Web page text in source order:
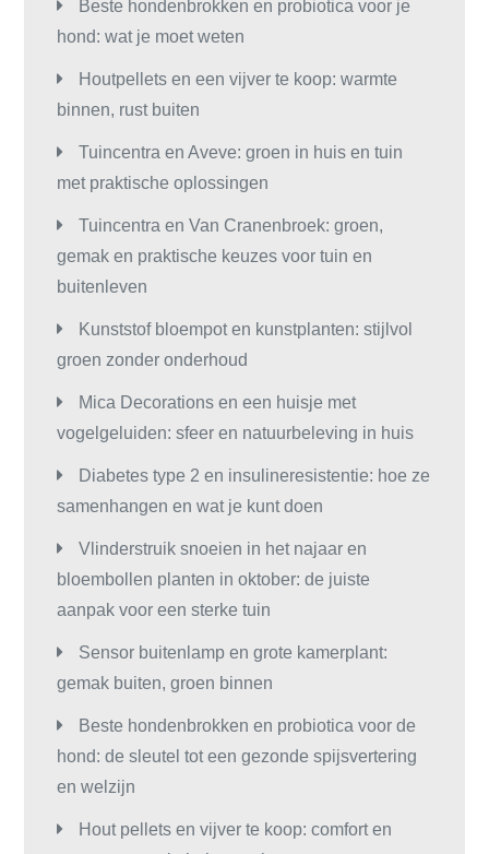
Beste hondenbrokken en probiotica voor je
hond: wat je moet weten
Houtpellets en een vijver te koop: warmte
binnen, rust buiten
Tuincentra en Aveve: groen in huis en tuin
met praktische oplossingen
Tuincentra en Van Cranenbroek: groen,
gemak en praktische keuzes voor tuin en
buitenleven
Kunststof bloempot en kunstplanten: stijlvol
groen zonder onderhoud
Mica Decorations en een huisje met
vogelgeluiden: sfeer en natuurbeleving in huis
Diabetes type 2 en insulineresistentie: hoe ze
samenhangen en wat je kunt doen
Vlinderstruik snoeien in het najaar en
bloembollen planten in oktober: de juiste
aanpak voor een sterke tuin
Sensor buitenlamp en grote kamerplant:
gemak buiten, groen binnen
Beste hondenbrokken en probiotica voor de
hond: de sleutel tot een gezonde spijsvertering
en welzijn
Hout pellets en vijver te koop: comfort en